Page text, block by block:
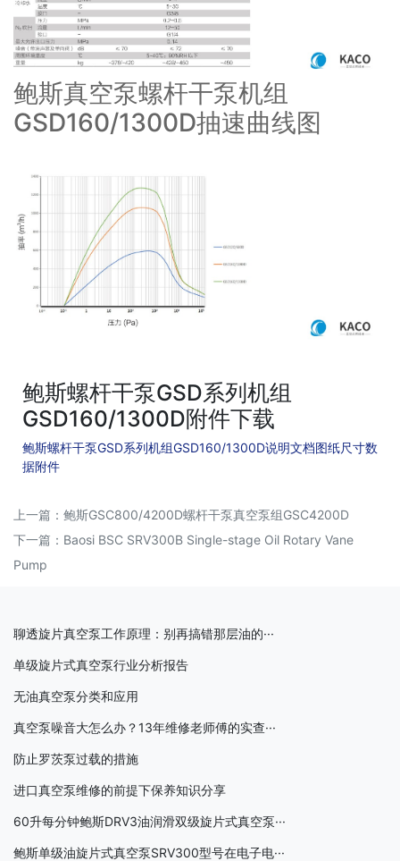
鲍斯真空泵螺杆干泵机组
GSD160/1300D抽速曲线图
鲍斯螺杆干泵GSD系列机组
GSD160/1300D附件下载
鲍斯螺杆干泵GSD系列机组GSD160/1300D说明文档图纸尺寸数
据附件
上一篇： 鲍斯GSC800/4200D螺杆干泵真空泵组GSC4200D
下一篇： Baosi BSC SRV300B Single-stage Oil Rotary Vane
Pump
聊透旋片真空泵工作原理：别再搞错那层油的···
单级旋片式真空泵行业分析报告
无油真空泵分类和应用
真空泵噪音大怎么办？13年维修老师傅的实查···
防止罗茨泵过载的措施
进口真空泵维修的前提下保养知识分享
60升每分钟鲍斯DRV3油润滑双级旋片式真空泵···
鲍斯单级油旋片式真空泵SRV300型号在电子电···